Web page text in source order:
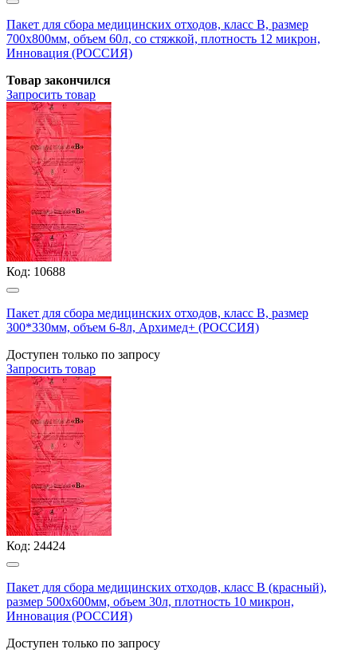
Пакет для сбора медицинских отходов, класс В, размер
700х800мм, объем 60л, со стяжкой, плотность 12 микрон,
Инновация (РОССИЯ)
Товар закончился
Запросить товар
Код: 10688
Пакет для сбора медицинских отходов, класс В, размер
300*330мм, объем 6-8л, Архимед+ (РОССИЯ)
Доступен только по запросу
Запросить товар
Код: 24424
Пакет для сбора медицинских отходов, класс В (красный),
размер 500х600мм, объем 30л, плотность 10 микрон,
Инновация (РОССИЯ)
Доступен только по запросу